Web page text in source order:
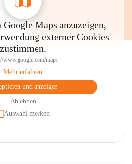
Maps anzuzeigen,
externer Cookies
zustimmen.
www.google.com/maps
Mehr erfahren
und anzeigen
Ablehnen
Auswahl merken